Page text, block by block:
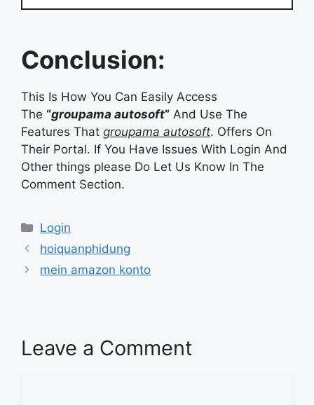
Conclusion:
This Is How You Can Easily Access
The “groupama autosoft” And Use The
Features That groupama autosoft. Offers On
Their Portal. If You Have Issues With Login And
Other things please Do Let Us Know In The
Comment Section.
Categories
Login
hoiquanphidung
mein amazon konto
Leave a Comment